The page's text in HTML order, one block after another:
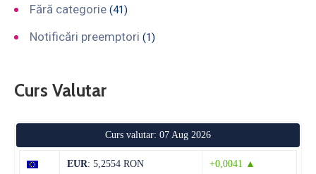
Fără categorie (41)
Notificări preemptori (1)
Curs Valutar
Curs valutar: 07 Aug 2026
EUR: 5,2554 RON +0,0041 ▲